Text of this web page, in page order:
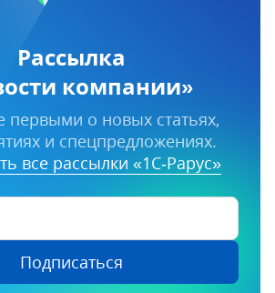
Рассылка
компании»
первыми о новых статьях,
и спецпредложениях.
все рассылки «1С‑Рарус»
Подписаться